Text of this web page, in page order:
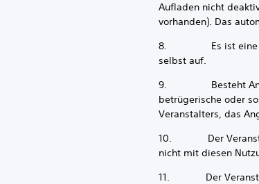
Aufladen nicht
vorhanden). Das
8. Es ist eine
selbst auf.
9. Besteht Anlass
betrügerische oder
Veranstalters, das
10. Der Veranstalter
nicht mit diesen
11. Der Veranstalter